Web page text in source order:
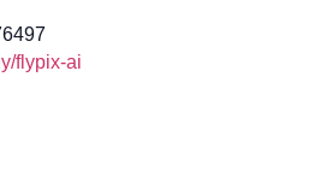
flypix-ai